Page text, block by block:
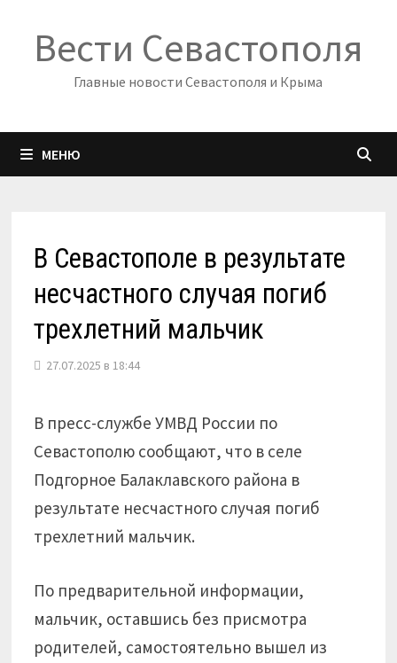
содержимому
Вести Севастополя
Главные новости Севастополя и Крыма
МЕНЮ
В Севастополе в результате
несчастного случая погиб
трехлетний мальчик
27.07.2025 в 18:44
В пресс-службе УМВД России по
Севастополю сообщают, что в селе
Подгорное Балаклавского района в
результате несчастного случая погиб
трехлетний мальчик.
По предварительной информации,
мальчик, оставшись без присмотра
родителей, самостоятельно вышел из